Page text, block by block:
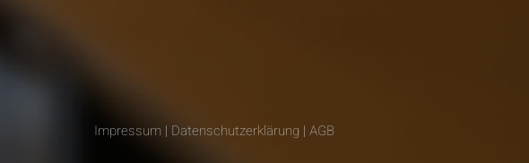
Impressum | Datenschutzerklärung | AGB